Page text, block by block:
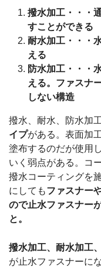
撥水加工・・・
すことができる
耐水加工・・・
える
防水加工・・・
える。ファスナ
しない構造
撥水、耐水、防水加
イプがある。表面加
塗布するのだが使用
いく弱点がある。コ
撥水コーティングを
にしてもファスナー
ので止水ファスナー
と。
撥水加工、耐水加工
が止水ファスナーに